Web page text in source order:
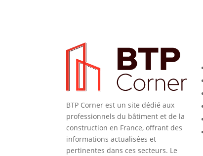
BTP Corner est un site dédié aux
professionnels du bâtiment et de la
construction en France, offrant des
informations actualisées et
pertinentes dans ces secteurs. Le